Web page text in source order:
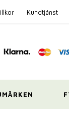
Kundtjänst